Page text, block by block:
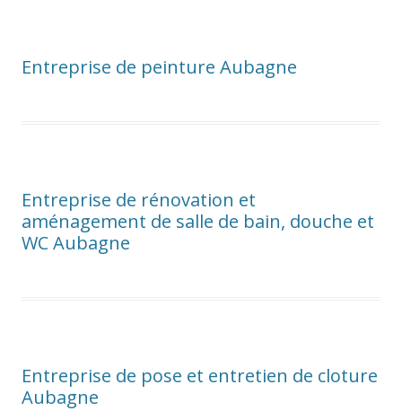
Entreprise de peinture Aubagne
Entreprise de rénovation et
aménagement de salle de bain, douche et
WC Aubagne
Entreprise de pose et entretien de cloture
Aubagne